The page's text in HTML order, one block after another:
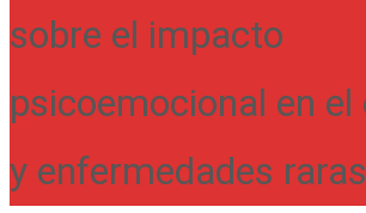
sobre el impacto
psicoemocional en el
y enfermedades